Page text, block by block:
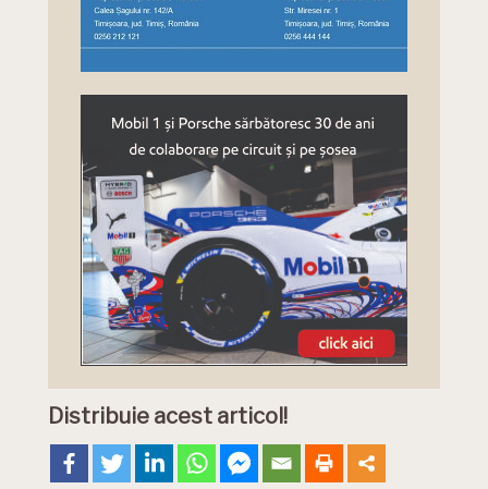
Distribuie acest articol!